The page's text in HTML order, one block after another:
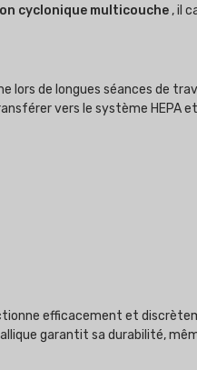
cyclonique multicouche , il
lors de longues séances de
vers le système HEPA
efficacement et
garantit sa durabilité,